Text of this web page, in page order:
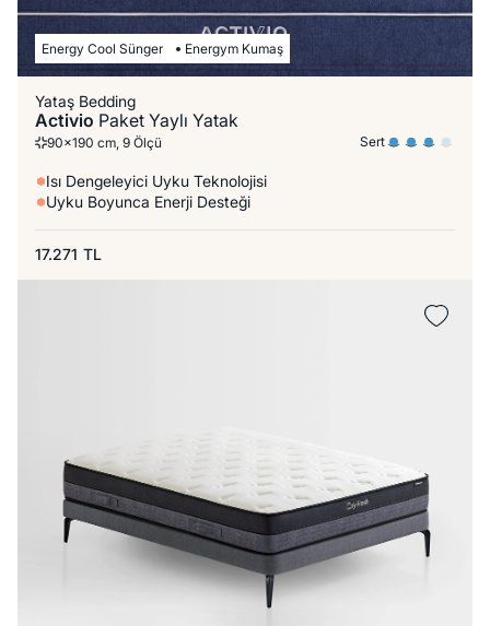
Energy Cool Sünger Energym Kumaş
Yataş Bedding
Activio Paket Yaylı Yatak
90x190 cm, 9 Ölçü Sert
Isı Dengeleyici Uyku Teknolojisi
Uyku Boyunca Enerji Desteği
17.271 TL